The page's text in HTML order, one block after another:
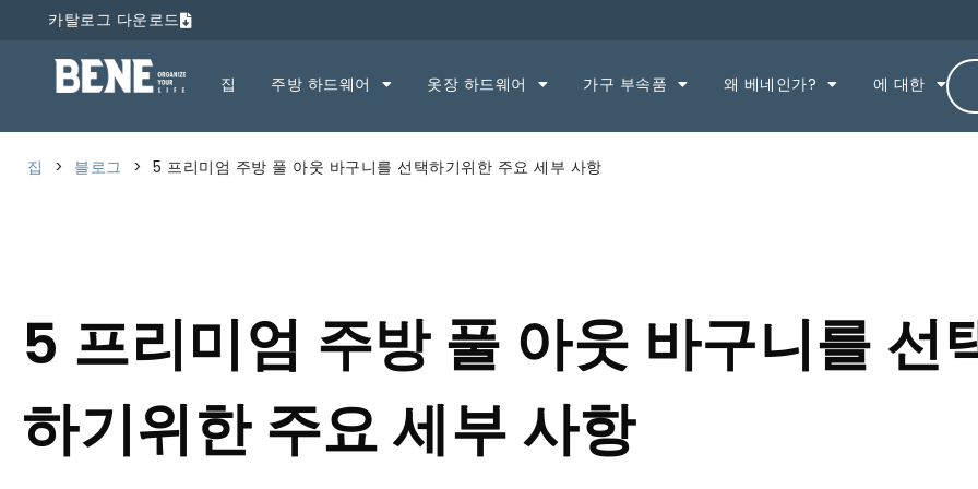
카탈로그 다운로드
집 주방 하드웨어 옷장 하드웨어 가구 부속품 왜 베네인가? 에 대한
집 > 블로그 > 5 프리미엄 주방 풀 아웃 바구니를 선택하기위한 주요 세부 사항
5 프리미엄 주방 풀 아웃 바구니를 선
하기위한 주요 세부 사항